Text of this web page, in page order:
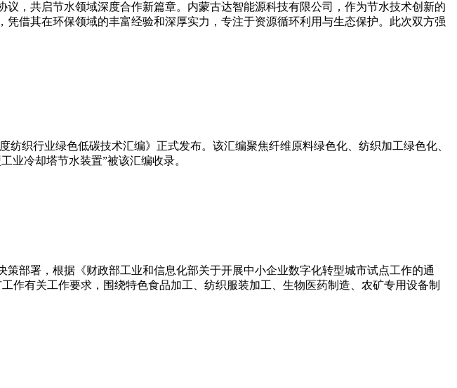
，共启节水领域深度合作新篇章。‌内蒙古达智能源科技有限公司，作为节水技术创新的
借其在环保领域的丰富经验和深厚实力，专注于资源循环利用与生态保护。此次双方强
织行业绿色低碳技术汇编》正式发布。该汇编聚焦纤维原料绿色化、纺织加工绿色化、
业冷却塔节水装置”被该汇编收录。
部署，根据《财政部工业和信息化部关于开展中小企业数字化转型城市试点工作的通
作有关工作要求，围绕特色食品加工、纺织服装加工、生物医药制造、农矿专用设备制